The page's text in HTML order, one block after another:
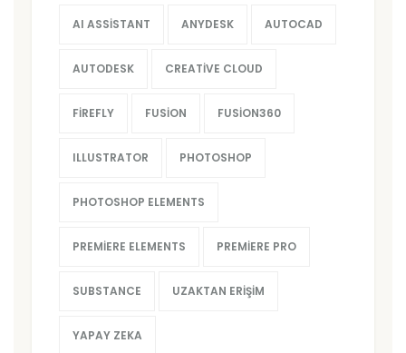
AI ASSISTANT ANYDESK AUTOCAD
AUTODESK CREATIVE CLOUD
FIREFLY FUSION FUSION360
ILLUSTRATOR PHOTOSHOP
PHOTOSHOP ELEMENTS
PREMIERE ELEMENTS PREMIERE PRO
SUBSTANCE UZAKTAN ERIŞIM
YAPAY ZEKA